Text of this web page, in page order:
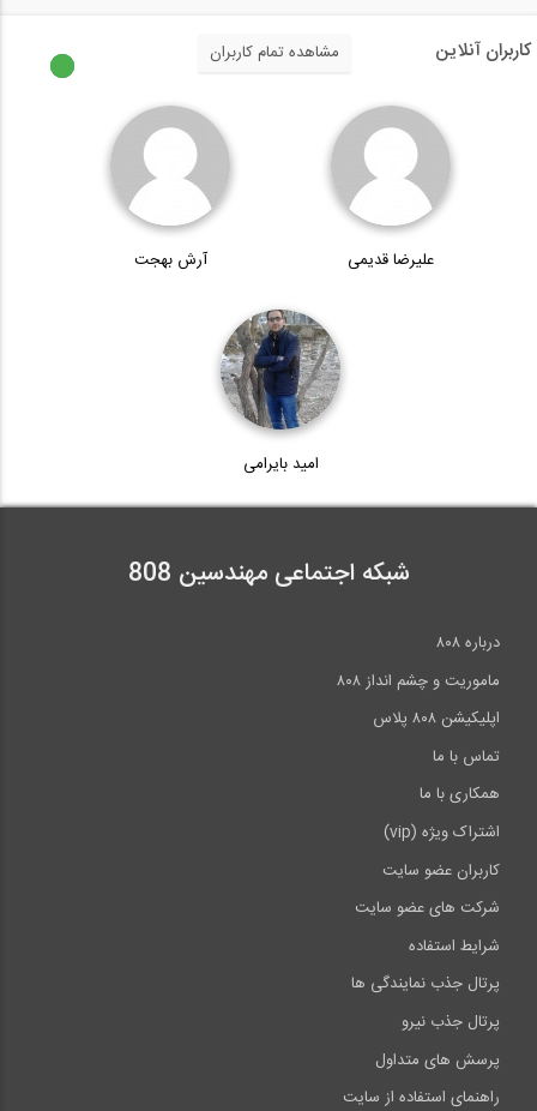
مصاحبه با استاد نعیما معمار برجسته ی...
مصاحبه اختصاصی با جناب دکتر فاروقی (...
مصاحبه با استاد نعیما معمار برجسته ی...
کاربران آنلاین مشاهده تمام کاربران
علیرضا قدیمی آرش بهجت
امید بایرامی
شبکه اجتماعی مهندسین 808
درباره ۸۰۸
ماموریت و چشم انداز ۸۰۸
اپلیکیشن ۸۰۸ پلاس
تماس با ما
همکاری با ما
اشتراک ویژه (vip)
کاربران عضو سایت
شرکت های عضو سایت
شرایط استفاده
پرتال جذب نمایندگی ها
پرتال جذب نیرو
پرسش های متداول
راهنمای استفاده از سایت